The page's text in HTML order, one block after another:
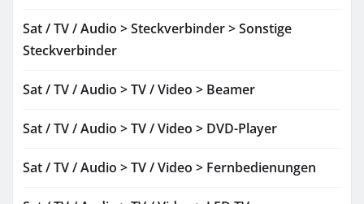
Sat / TV / Audio > Steckverbinder > Sonstige
Steckverbinder
Sat / TV / Audio > TV / Video > Beamer
Sat / TV / Audio > TV / Video > DVD-Player
Sat / TV / Audio > TV / Video > Fernbedienungen